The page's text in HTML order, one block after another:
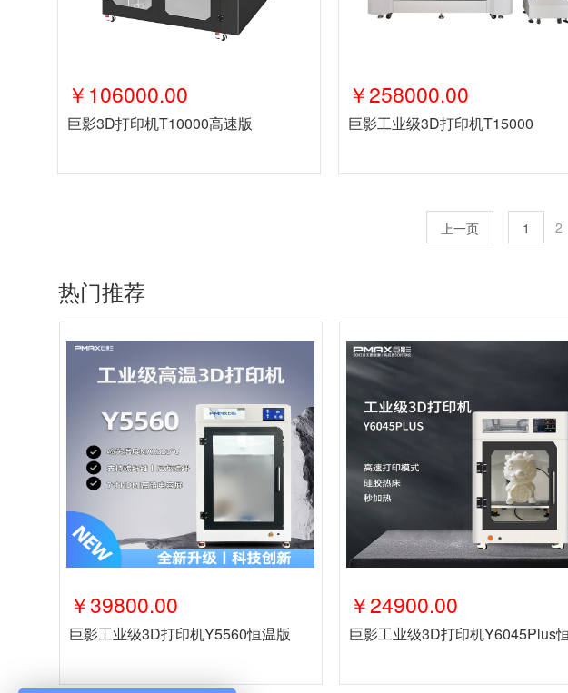
￥106000.00
巨影3D打印机T10000高速版
￥258000.00
巨影工业级3D打印机T15000
上一页 1 2
热门推荐
￥39800.00
巨影工业级3D打印机Y5560恒温版
￥24900.00
巨影工业级3D打印机Y6045Plus